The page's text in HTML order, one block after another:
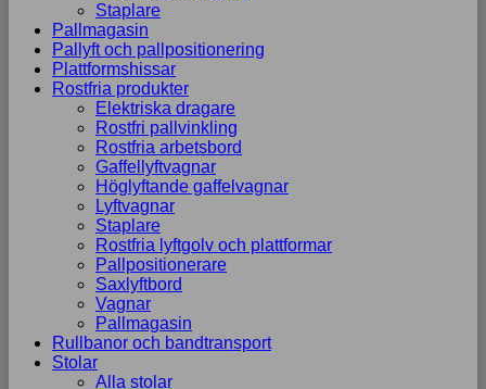
Staplare
Pallmagasin
Pallyft och pallpositionering
Plattformshissar
Rostfria produkter
Elektriska dragare
Rostfri pallvinkling
Rostfria arbetsbord
Gaffellyftvagnar
Höglyftande gaffelvagnar
Lyftvagnar
Staplare
Rostfria lyftgolv och plattformar
Pallpositionerare
Saxlyftbord
Vagnar
Pallmagasin
Rullbanor och bandtransport
Stolar
Alla stolar